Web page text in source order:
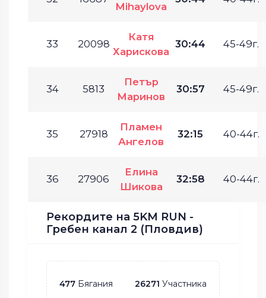
Mihaylova
33 20098
Катя
Харискова
30:44 45-49г.
34 5813
Петър
Маринов
30:57 45-49г.
35 27918
Пламен
Ангелов
32:15 40-44г.
36 27906
Елина
Шикова
32:58 40-44г.
Рекордите на 5KM RUN -
Гребен канал 2 (Пловдив)
477 Бягания 26271 Участника